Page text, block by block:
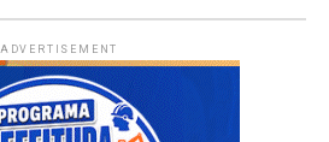
ADVERTISEMENT